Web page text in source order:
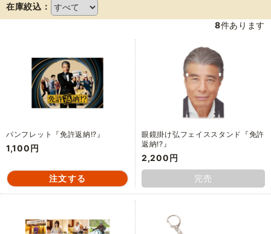
在庫絞込：
8件あります
パンフレット『免許返納!?』
1,100円
眼鏡掛け弘フェイススタンド『免許
返納!?』
2,200円
完売